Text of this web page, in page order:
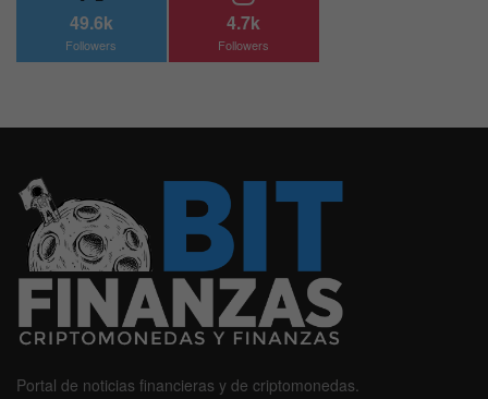
49.6k
Followers
4.7k
Followers
Portal de noticias financieras y de criptomonedas.